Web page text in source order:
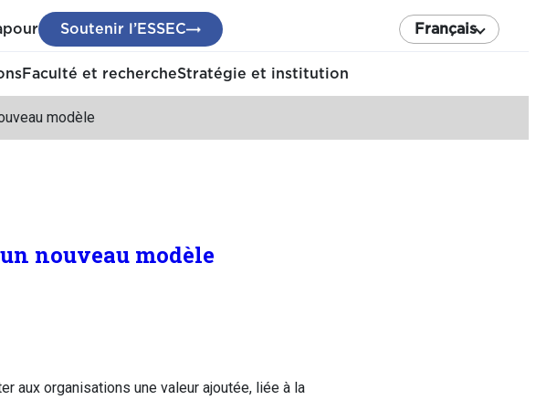
Soutenir l’ESSEC Français
Faculté et rechercheStratégie et institution
modèle
nouveau modèle
aux organisations une valeur ajoutée, liée à la